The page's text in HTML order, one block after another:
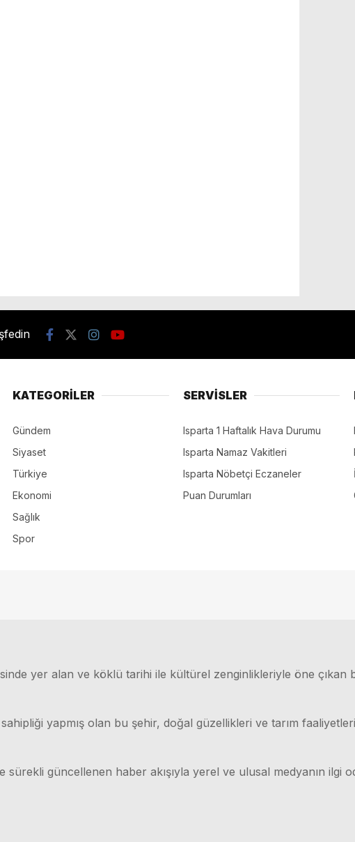
KATEGORİLER
Gündem
Siyaset
Türkiye
Ekonomi
Sağlık
Spor
SERVİSLER
Isparta 1 Haftalık Hava Durumu
Isparta Namaz Vakitleri
Isparta Nöbetçi Eczaneler
Puan Durumları
yer alan ve köklü tarihi ile kültürel zenginlikleriyle öne çıkan
yapmış olan bu şehir, doğal güzellikleri ve tarım
sürekli güncellenen haber akışıyla yerel ve ulusal medyanın ilgi